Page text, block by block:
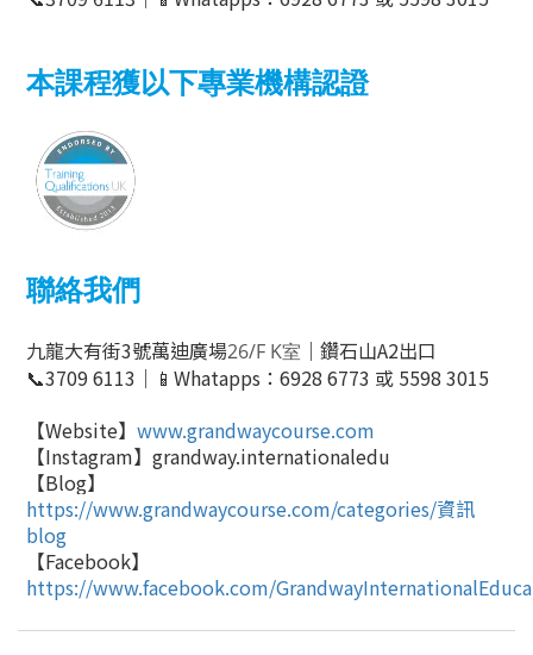
本課程獲以下專業機構認證
聯絡我們
九龍大有街3號萬迪廣場26/F K室 ｜鑽石山A2出口
📞3709 6113｜📱Whatapps：6928 6773 或 5598 3015
【Website】 www.grandwaycourse.com
【Instagram】grandway.internationaledu
【Blog】
https://www.grandwaycourse.com/categories/資訊
blog
【Facebook】
https://www.facebook.com/